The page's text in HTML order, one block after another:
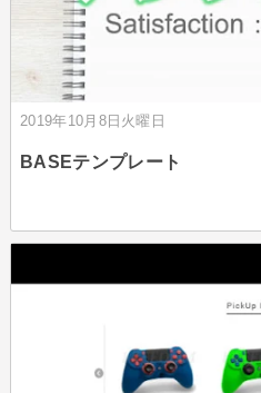
2019年10月8日火曜日
BASEテンプレート